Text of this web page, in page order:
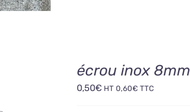
écrou inox 8mm
0,50€ HT 0,60€ TTC